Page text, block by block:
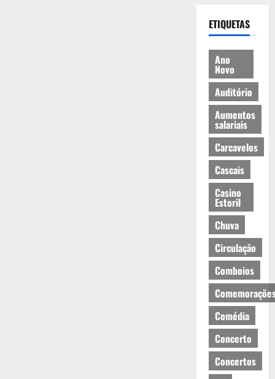
ETIQUETAS
Ano
Novo
Auditório
Aumentos
salariais
Carcavelos
Cascais
Casino
Estoril
Chuva
Circulação
Comboios
Comédia
Concerto
Concertos